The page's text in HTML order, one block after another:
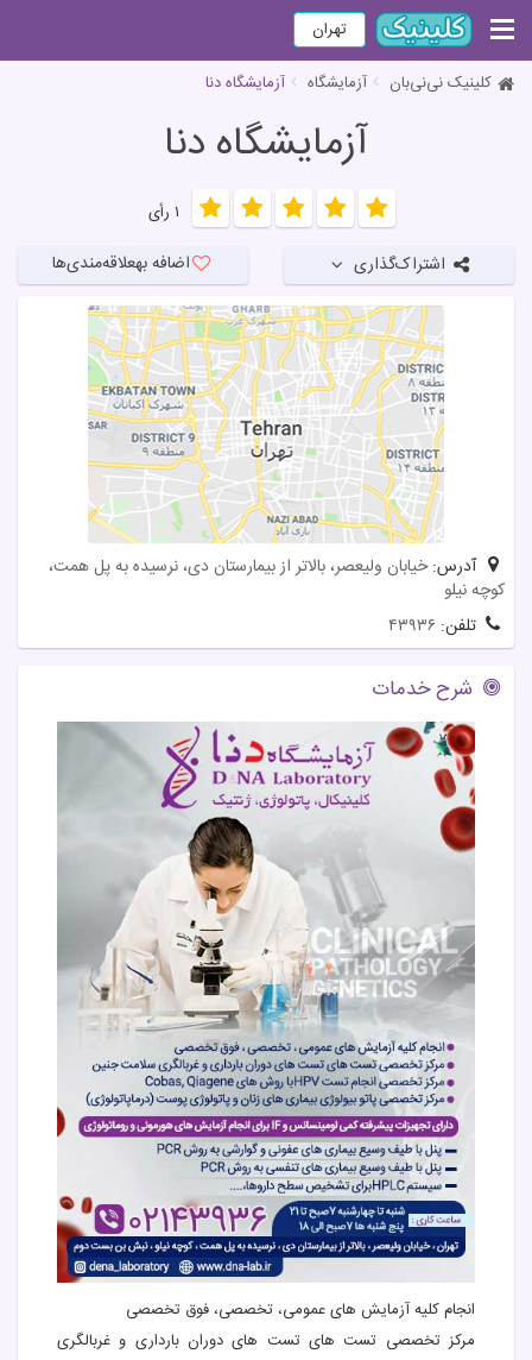
تهران
کلینیک نی‌نی‌بان آزمایشگاه آزمایشگاه دنا
آزمایشگاه دنا
۱ رأی
اشتراک‌گذاری اضافه بهعلاقه‌مندی‌ها
آدرس:خیابان ولیعصر، بالاتر از بیمارستان دی، نرسیده به پل همت،
کوچه نیلو
تلفن: ۴۳۹۳۶
شرح خدمات
انجام کلیه آزمایش های عمومی، تخصصی، فوق تخصصی
مرکز تخصصی تست های تست های دوران بارداری و غربالگری